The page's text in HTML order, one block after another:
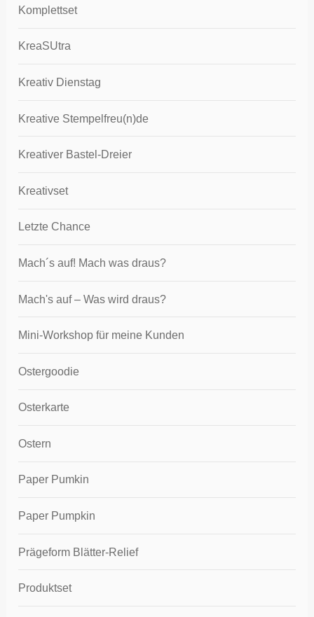
Komplettset
KreaSUtra
Kreativ Dienstag
Kreative Stempelfreu(n)de
Kreativer Bastel-Dreier
Kreativset
Letzte Chance
Mach´s auf! Mach was draus?
Mach's auf – Was wird draus?
Mini-Workshop für meine Kunden
Ostergoodie
Osterkarte
Ostern
Paper Pumkin
Paper Pumpkin
Prägeform Blätter-Relief
Produktset